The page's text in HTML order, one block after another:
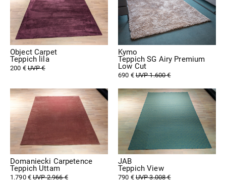
Object Carpet
Teppich lila
200 €UVP €
Kymo
Teppich SG Airy Premium
Low Cut
690 €UVP 1.600 €
Domaniecki Carpetence
Teppich Uttam
1.790 €UVP 2.966 €
JAB
Teppich View
790 €UVP 3.008 €